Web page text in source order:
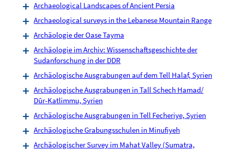
Archaeological Landscapes of Ancient Persia
Archaeological surveys in the Lebanese Mountain Range
Archäologie der Oase Tayma
Archäologie im Archiv: Wissenschaftsgeschichte der
Sudanforschung in der DDR
Archäologische Ausgrabungen auf dem Tell Halaf, Syrien
Archäologische Ausgrabungen in Tall Schech Hamad/
Dūr-Katlimmu, Syrien
Archäologische Ausgrabungen in Tell Fecheriye, Syrien
Archäologische Grabungsschulen in Minufiyeh
Archäologischer Survey im Mahat Valley (Sumatra,